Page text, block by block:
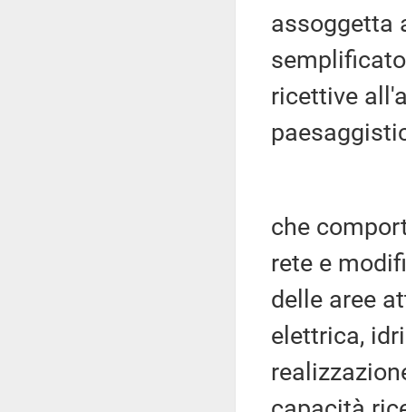
assoggetta
ricettive
che
rete e
delle aree
elettrica,